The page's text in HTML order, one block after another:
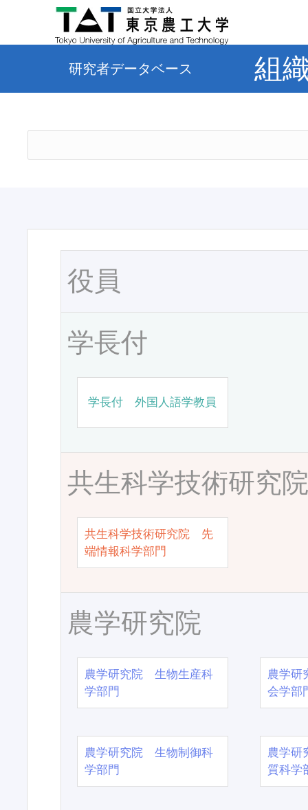
研究者データベース 組
役員
学長付
学長付 外国人語学教員
共生科学技術研究
共生科学技術研究院 先
端情報科学部門
農学研究院
農学研究院 生物生産科
学部門
農学
会学部
農学研究院 生物制御科
学部門
農学
質科学